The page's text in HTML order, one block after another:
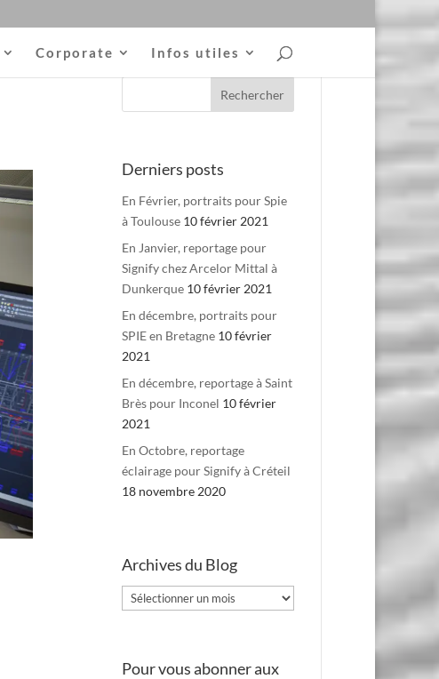
Corporate Infos utiles
Derniers posts
En Février, portraits pour Spie
à Toulouse 10 février 2021
En Janvier, reportage pour
Signify chez Arcelor Mittal à
Dunkerque 10 février 2021
En décembre, portraits pour
SPIE en Bretagne 10 février
2021
En décembre, reportage à Saint
Brès pour Inconel 10 février
2021
En Octobre, reportage
éclairage pour Signify à Créteil
18 novembre 2020
Archives du Blog
Archives
du
Pour vous abonner aux